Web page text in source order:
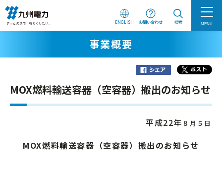
ENGLISH お問い合わせ 検索 MENU
事業概要
MOX燃料輸送容器（空容器）搬出のお知らせ
平成22年 ８月５日
MOX燃料輸送容器（空容器）搬出のお知らせ